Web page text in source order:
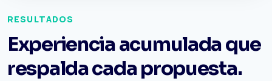
RESULTADOS
Experiencia acumulada que
respalda cada propuesta.